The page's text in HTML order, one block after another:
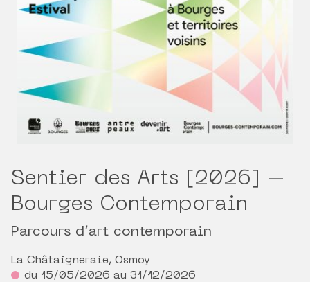
Sentier des Arts [2026] –
Bourges Contemporain
Parcours d’art contemporain
La Châtaigneraie, Osmoy
du 15/05/2026 au 31/12/2026